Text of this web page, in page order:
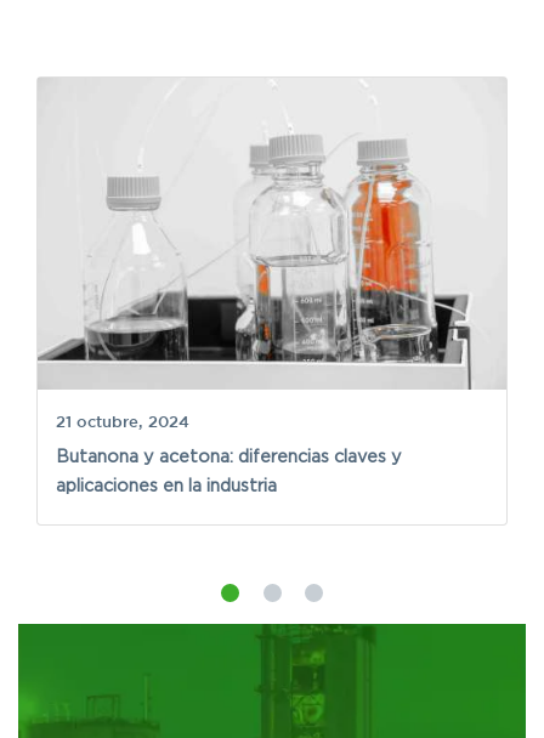
21 octubre, 2024
Butanona y acetona: diferencias claves y
aplicaciones en la industria